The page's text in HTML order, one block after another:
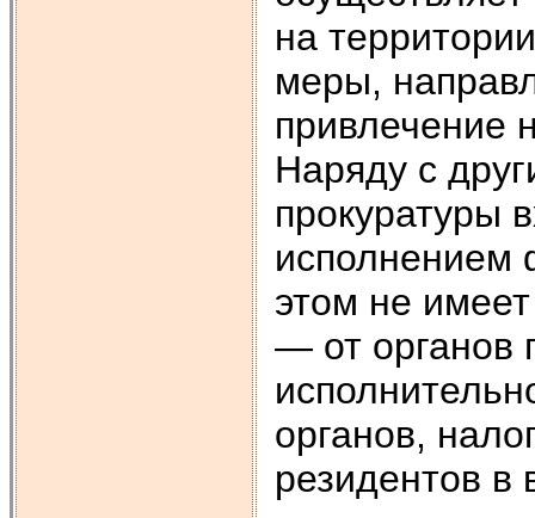
на
меры,
привлечение
Наряду с
прокуратуры
исполнением
этом не
— от орга­нов
органов,
резидентов в